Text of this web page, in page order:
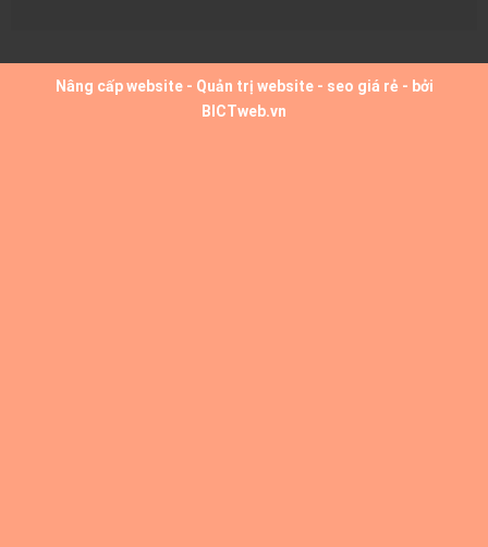
Nâng cấp website- Quản trị website- seo giá rẻ - bởi
BICTweb.vn